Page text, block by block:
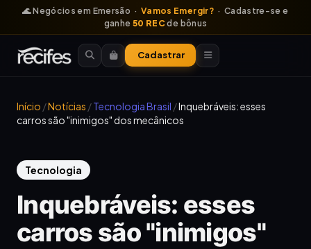
🌊 Negócios em Emersão · Vamos Emergir? · Cadastre-se e
ganhe50 RECde bônus
Cadastrar
Início /Notícias /Tecnologia Brasil /Inquebráveis: esses
carros são "inimigos" dos mecânicos
Tecnologia
Inquebráveis: esses
carros são "inimigos"